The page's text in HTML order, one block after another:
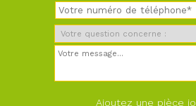
Ajoutez une pièce